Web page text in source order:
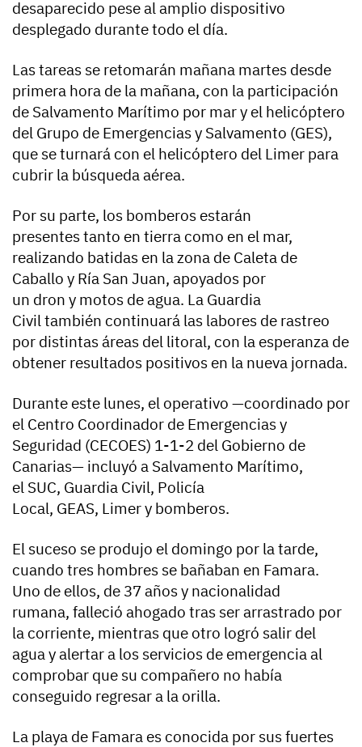
desaparecido pese al amplio dispositivo
desplegado durante todo el día.
Las tareas se retomarán mañana martes desde
primera hora de la mañana, con la participación
de Salvamento Marítimo por mar y el helicóptero
del Grupo de Emergencias y Salvamento (GES),
que se turnará con el helicóptero del Limer para
cubrir la búsqueda aérea.
Por su parte, los bomberos estarán
presentes tanto en tierra como en el mar,
realizando batidas en la zona de Caleta de
Caballo y Ría San Juan, apoyados por
un dron y motos de agua. La Guardia
Civil también continuará las labores de rastreo
por distintas áreas del litoral, con la esperanza de
obtener resultados positivos en la nueva jornada.
Durante este lunes, el operativo —coordinado por
el Centro Coordinador de Emergencias y
Seguridad (CECOES) 1-1-2 del Gobierno de
Canarias— incluyó a Salvamento Marítimo,
el SUC, Guardia Civil, Policía
Local, GEAS, Limer y bomberos.
El suceso se produjo el domingo por la tarde,
cuando tres hombres se bañaban en Famara.
Uno de ellos, de 37 años y nacionalidad
rumana, falleció ahogado tras ser arrastrado por
la corriente, mientras que otro logró salir del
agua y alertar a los servicios de emergencia al
comprobar que su compañero no había
conseguido regresar a la orilla.
La playa de Famara es conocida por sus fuertes